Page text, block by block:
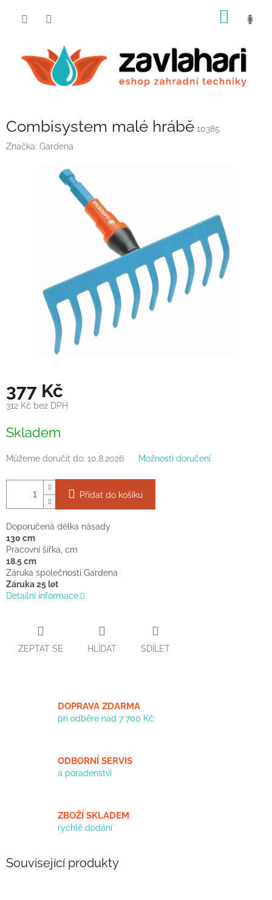
Combisystem malé hrábě 10385
Značka: Gardena
377 Kč
312 Kč bez DPH
cena:
Skladem
Můžeme doručit do: 10.8.2026 Možnosti doručení
Přidat do košíku
Doporučená délka násady
130 cm
Pracovní šířka, cm
18.5 cm
Záruka společnosti Gardena
Záruka 25 let
Detailní informace
ZEPTAT SE HLÍDAT SDÍLET
DOPRAVA ZDARMA
pri odběre nad 7 700 Kč
ODBORNÍ SERVIS
a poradenství
ZBOŽÍ SKLADEM
rychlé dodání
Související produkty